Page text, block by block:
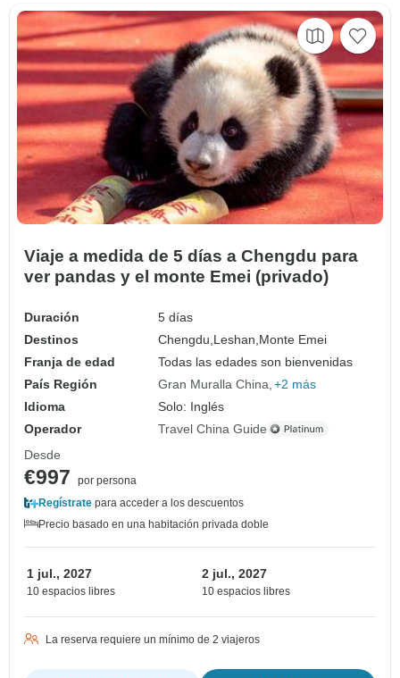
Viaje a medida de 5 días a Chengdu para
ver pandas y el monte Emei (privado)
Duración
5 días
Destinos
Chengdu, Leshan, Monte Emei
Franja de edad
Todas las edades son bienvenidas
País Región
Gran Muralla China +2 más
Idioma
Solo: Inglés
Operador
Travel China Guide
Desde
€997
por persona
Regístrate para acceder a los descuentos
Precio basado en una habitación privada doble
1 jul., 2027
10 espacios libres
2 jul., 2027
10 espacios libres
La reserva requiere un mínimo de 2 viajeros